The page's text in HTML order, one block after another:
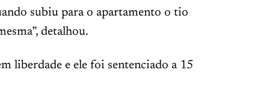
subiu para o apartamento o tio
detalhou.
liberdade e ele foi sentenciado a 15